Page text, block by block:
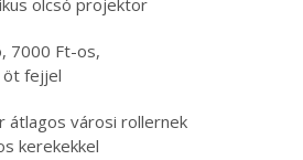
olcsó projektor
7000 Ft-os,
öt fejjel
átlagos városi rollernek
kerekekkel